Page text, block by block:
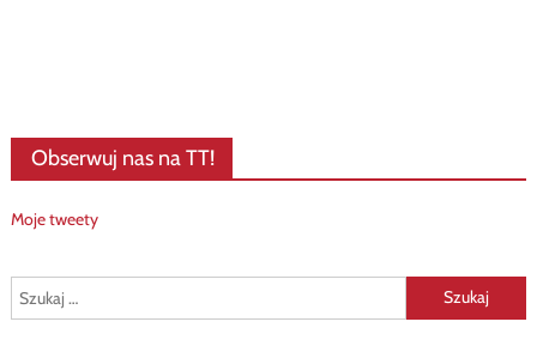
Obserwuj nas na TT!
Moje tweety
Szukaj: